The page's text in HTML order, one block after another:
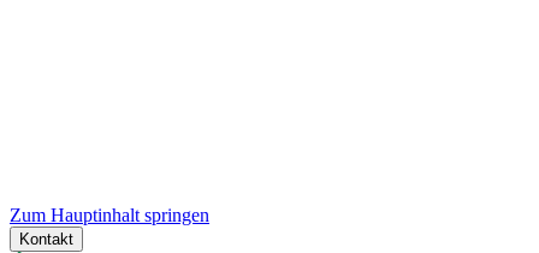
Zum Hauptinhalt springen
Kontakt